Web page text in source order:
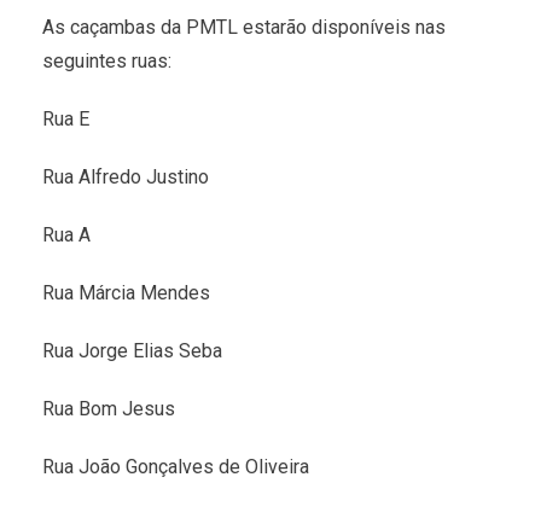
As caçambas da PMTL estarão disponíveis nas
seguintes ruas:
Rua E
Rua Alfredo Justino
Rua A
Rua Márcia Mendes
Rua Jorge Elias Seba
Rua Bom Jesus
Rua João Gonçalves de Oliveira